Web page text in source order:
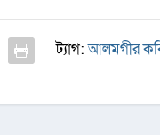
ট্যাগ:আলমগীর